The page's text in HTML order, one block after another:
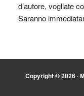
d’autore, vogliate
Saranno
Copyright © 2026 ·